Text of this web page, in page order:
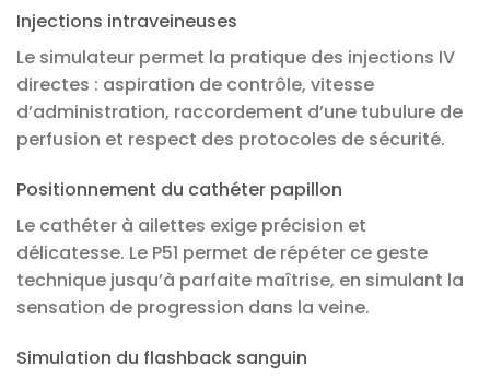
Injections intraveineuses
Le simulateur permet la pratique des injections IV
directes : aspiration de contrôle, vitesse
d’administration, raccordement d’une tubulure de
perfusion et respect des protocoles de sécurité.
Positionnement du cathéter papillon
Le cathéter à ailettes exige précision et
délicatesse. Le P51 permet de répéter ce geste
technique jusqu’à parfaite maîtrise, en simulant la
sensation de progression dans la veine.
Simulation du flashback sanguin